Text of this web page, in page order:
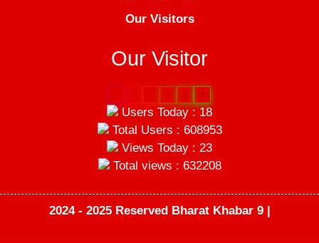
Our Visitors
Our Visitor
5 3
Users Today : 18
Total Users : 608953
Views Today : 23
Total views : 632208
2024 - 2025 Reserved Bharat Khabar 9 |